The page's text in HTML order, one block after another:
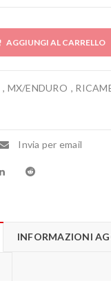
AGGIUNGI AL CARRELLO
, MX/ENDURO ,
Invia per email
INFORMAZIONI